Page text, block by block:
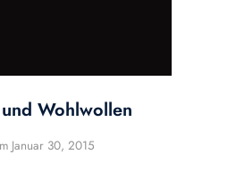
Wohlwollen
Januar 30, 2015